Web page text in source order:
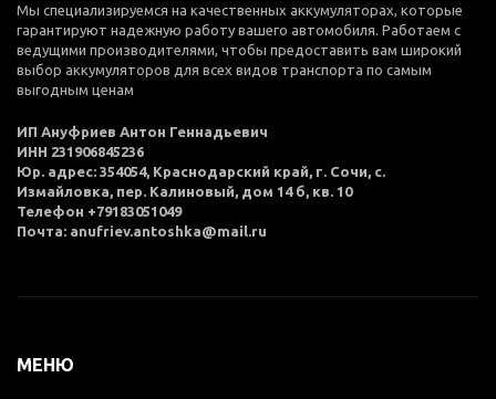
Мы специализируемся на качественных аккумуляторах, которые
гарантируют надежную работу вашего автомобиля. Работаем с
ведущими производителями, чтобы предоставить вам широкий
выбор аккумуляторов для всех видов транспорта по самым
выгодным ценам
ИП Ануфриев Антон Геннадьевич
ИНН 231906845236
Юр. адрес: 354054, Краснодарский край, г. Сочи, с.
Измайловка, пер. Калиновый, дом 14 б, кв. 10
Телефон +79183051049
Почта: anufriev.antoshka@mail.ru
МЕНЮ